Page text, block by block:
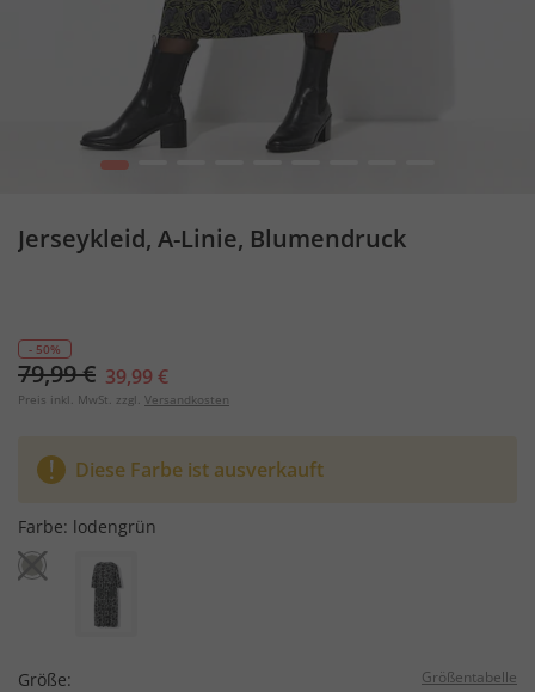
1
Jerseykleid, A-Linie, Blumendruck
- 50%
79,99 € 39,99 €
Preis inkl. MwSt. zzgl. Versandkosten
Diese Farbe ist ausverkauft
Farbe: lodengrün
Größe: Größentabelle